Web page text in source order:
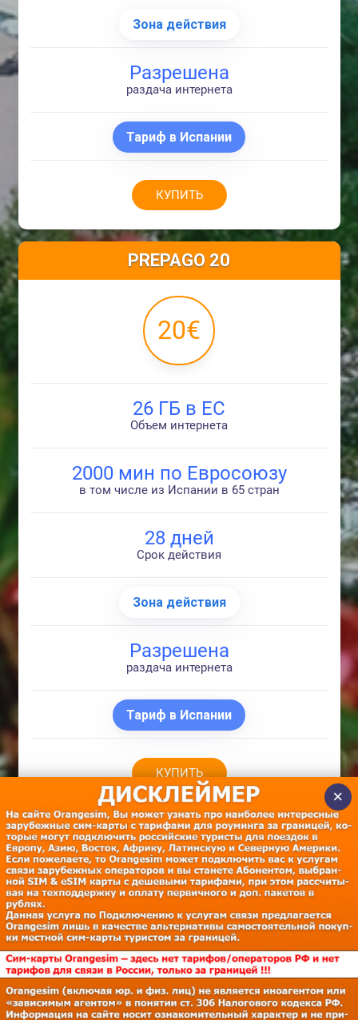
Зона действия
Разрешена
раздача интернета
Тариф в Испании
КУПИТЬ
PREPAGO 20
20€
26 ГБ в ЕС
Объем интернета
2000 мин по Евросоюзу
в том числе из Испании в 65 стран
28 дней
Срок действия
Зона действия
Разрешена
раздача интернета
Тариф в Испании
КУПИТЬ